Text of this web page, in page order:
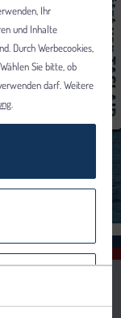
Ihr
und Inhalte
Durch Werbecookies,
Sie bitte, ob
darf. Weitere